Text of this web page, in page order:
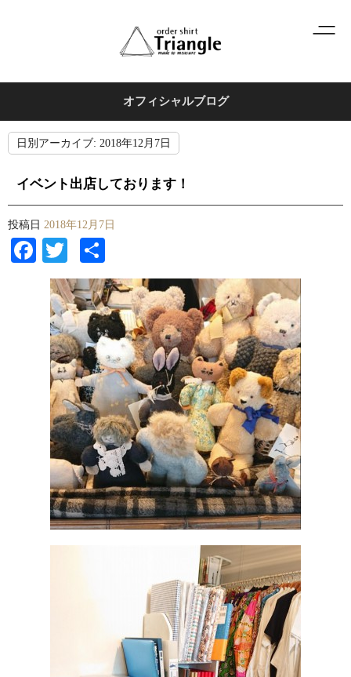
オフィシャルブログ
日別アーカイブ: 2018年12月7日
イベント出店しております！
投稿日 2018年12月7日
Facebook
Twitter
有